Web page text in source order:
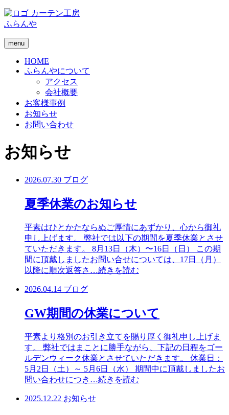
カーテン工房
ふらんや
menu
HOME
ふらんやについて
アクセス
会社概要
お客様事例
お知らせ
お問い合わせ
お知らせ
2026.07.30 ブログ
夏季休業のお知らせ
平素はひとかたならぬご厚情にあずかり、心から御礼
申し上げます。 弊社では以下の期間を夏季休業とさせ
ていただきます。 8月13日（木）〜16日（日） この期
間に頂戴しましたお問い合せについては、17日（月）
以降に順次返答さ …続きを読む
2026.04.14 ブログ
GW期間の休業について
平素より格別のお引き立てを賜り厚く御礼申し上げま
す。 弊社ではまことに勝手ながら、下記の日程をゴー
ルデンウィーク休業とさせていただきます。 休業日：
5月2日（土）～ 5月6日（水） 期間中に頂戴しましたお
問い合わせにつき …続きを読む
2025.12.22 お知らせ